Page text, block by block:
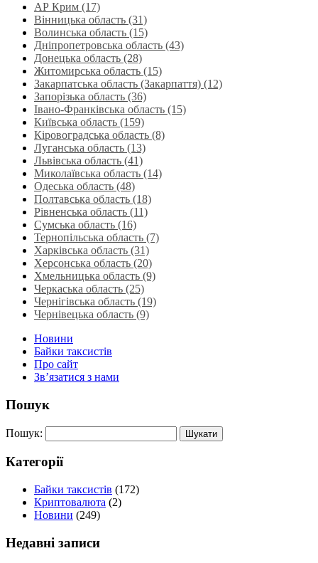
АР Крим (17)
Вінницька область (31)
Волинська область‎ (15)
Дніпропетровська область‎ (43)
Донецька область (28)
Житомирська область (15)
Закарпатська область (Закарпаття) (12)
Запорізька область (36)
Івано-Франківська область (15)
Київська область (159)
Кіровоградська область (8)
Луганська область‎ (13)
Львівська область‎ (41)
Миколаївська область‎ (14)
Одеська область‎ (48)
Полтавська область (18)
Рівненська область‎ (11)
Сумська область‎ (16)
Тернопільська область‎ (7)
Харківська область‎ (31)
Херсонська область‎ (20)
Хмельницька область‎ (9)
Черкаська область‎ (25)
Чернігівська область (19)
Чернівецька область (9)
Новини
Байки таксистів
Про сайт
Зв’язатися з нами
Пошук
Пошук:
Категорії
Байки таксистів (172)
Криптовалюта (2)
Новини (249)
Недавні записи